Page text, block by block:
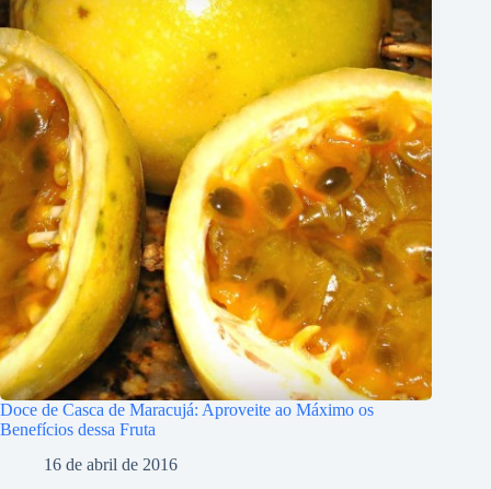
Doce de Casca de Maracujá: Aproveite ao Máximo os
Benefícios dessa Fruta
16 de abril de 2016